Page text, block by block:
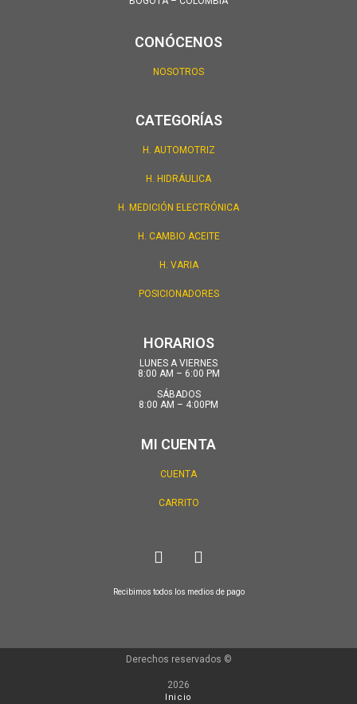
CONÓCENOS
NOSOTROS
CATEGORÍAS
H. AUTOMOTRIZ
H. HIDRÁULICA
H. MEDICIÓN ELECTRÓNICA
H. CAMBIO ACEITE
H. VARIA
POSICIONADORES
HORARIOS
LUNES A VIERNES
8:00 AM – 6:00 PM
SÁBADOS
8:00 AM – 4:00PM
MI CUENTA
CUENTA
CARRITO
Recibimos todos los medios de pago
Derechos reservados ©
2026
Inicio